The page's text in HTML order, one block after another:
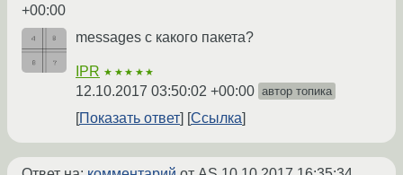
+00:00
messages с какого пакета?
IPR ★★★★★
12.10.2017 03:50:02 +00:00 автор топика
Показать ответ Ссылка